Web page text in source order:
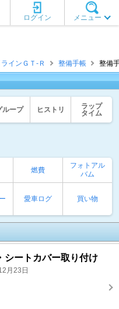
メニュー
ログイン
インＧＴ‐Ｒ 整備手帳 整備
ループ ヒストリ
ラップ
タイム
燃費
フォトアル
バム
愛車ログ 買い物
シートカバー取り付け
月23日